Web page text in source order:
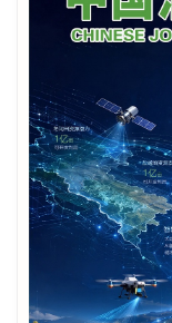
正式通知